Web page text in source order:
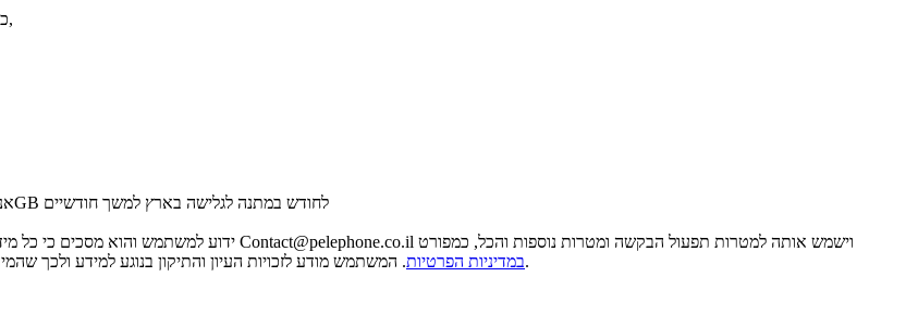
החל מ-{{getDisplayDate2(fromDate)}} ועד-{{getDisplayDate2(toDate)}} כולל,
הכולל עדכונים על מבצעים והטבות עם תוספת 10GB לחודש במתנה לגלישה בארץ למשך חודשיים
ידוע למשתמש והוא מסכים כי כל מידע שימסור ו/או ייאסף אודותיו במסגרת השימוש באתר יישמר במאגרי חברת פלאפון Contact@pelephone.co.il וישמש אותה למטרות תפעול הבקשה ומטרות נוספות והכל, כמפורט
במדיניות הפרטיות. המשתמש מודע לזכויות העיון והתיקון בנוגע למידע ולכך שהמידע הכרחי לצורך קבלת השירות וללא מסירתו לא יתאפשר ביצוע הפעולה הרלוונטית.